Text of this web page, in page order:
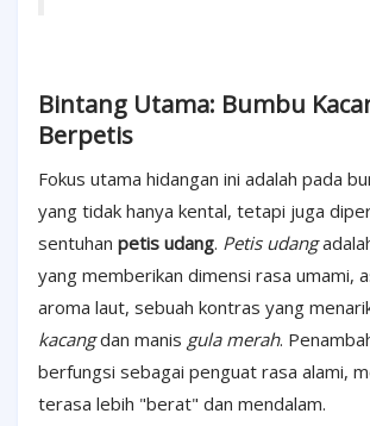
Bintang Utama: Bumbu
Berpetis
Fokus utama hidangan ini adalah pada
yang tidak hanya kental, tetapi juga
sentuhan petis udang. Petis udang
yang memberikan dimensi rasa umami,
aroma laut, sebuah kontras yang
kacangdan manis gula merah.
berfungsi sebagai penguat rasa alami,
terasa lebih "berat" dan mendalam.